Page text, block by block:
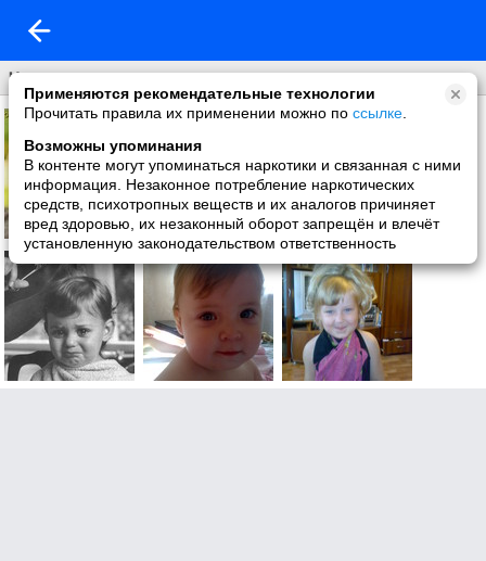
Применяются рекомендательные технологии
Прочитать правила их применении можно по ссылке
Возможны упоминания
В контенте могут упоминаться наркотики и связанная с ними
информация. Незаконное потребление наркотических
средств, психотропных веществ и их аналогов причиняет
вред здоровью, их незаконный оборот запрещён и влечёт
установленную законодательством ответственность
Что нового